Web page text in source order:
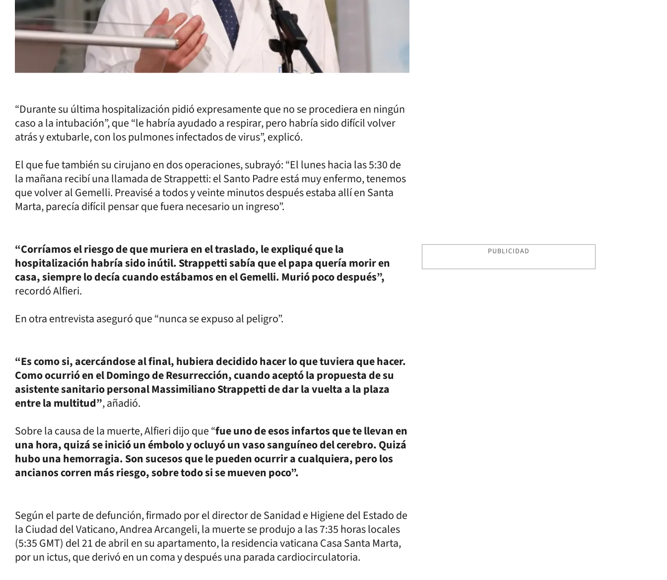
“Durante su última hospitalización pidió expresamente que no se procediera en ningún
caso a la intubación”, que “le habría ayudado a respirar, pero habría sido difícil volver
atrás y extubarle, con los pulmones infectados de virus”, explicó.
El que fue también su cirujano en dos operaciones, subrayó: “El lunes hacia las 5:30 de
la mañana recibí una llamada de Strappetti: el Santo Padre está muy enfermo, tenemos
que volver al Gemelli. Preavisé a todos y veinte minutos después estaba allí en Santa
Marta, parecía difícil pensar que fuera necesario un ingreso”.
“Corríamos el riesgo de que muriera en el traslado, le expliqué que la
hospitalización habría sido inútil. Strappetti sabía que el papa quería morir en
casa, siempre lo decía cuando estábamos en el Gemelli. Murió poco después”,
recordó Alfieri.
En otra entrevista aseguró que “nunca se expuso al peligro”.
“Es como si, acercándose al final, hubiera decidido hacer lo que tuviera que hacer.
Como ocurrió en el Domingo de Resurrección, cuando aceptó la propuesta de su
asistente sanitario personal Massimiliano Strappetti de dar la vuelta a la plaza
entre la multitud”, añadió.
Sobre la causa de la muerte, Alfieri dijo que “fue uno de esos infartos que te llevan en
una hora, quizá se inició un émbolo y ocluyó un vaso sanguíneo del cerebro. Quizá
hubo una hemorragia. Son sucesos que le pueden ocurrir a cualquiera, pero los
ancianos corren más riesgo, sobre todo si se mueven poco”.
Según el parte de defunción, firmado por el director de Sanidad e Higiene del Estado de
la Ciudad del Vaticano, Andrea Arcangeli, la muerte se produjo a las 7:35 horas locales
(5:35 GMT) del 21 de abril en su apartamento, la residencia vaticana Casa Santa Marta,
por un ictus, que derivó en un coma y después una parada cardiocirculatoria.
PUBLICIDAD